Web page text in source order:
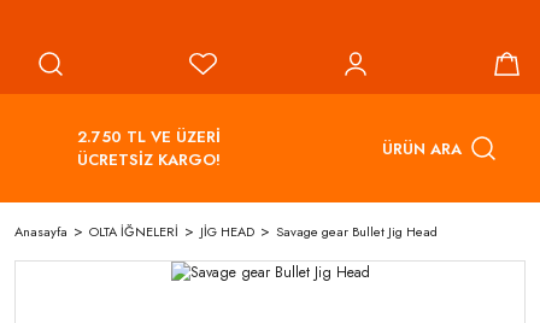
2.750 TL VE ÜZERİ
ÜCRETSİZ KARGO!
ÜRÜN ARA
Anasayfa OLTA İĞNELERİ JİG HEAD Savage gear Bullet Jig Head